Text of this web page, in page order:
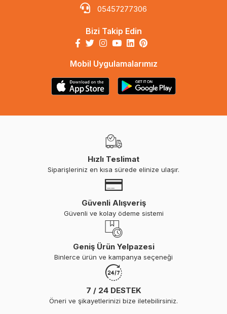
05457277306
Bizi Takip Edin
Mobil Uygulamalarımız
Hızlı Teslimat
Siparişleriniz en kısa sürede elinize ulaşır.
Güvenli Alışveriş
Güvenli ve kolay ödeme sistemi
Geniş Ürün Yelpazesi
Binlerce ürün ve kampanya seçeneği
7 / 24 DESTEK
Öneri ve şikayetlerinizi bize iletebilirsiniz.